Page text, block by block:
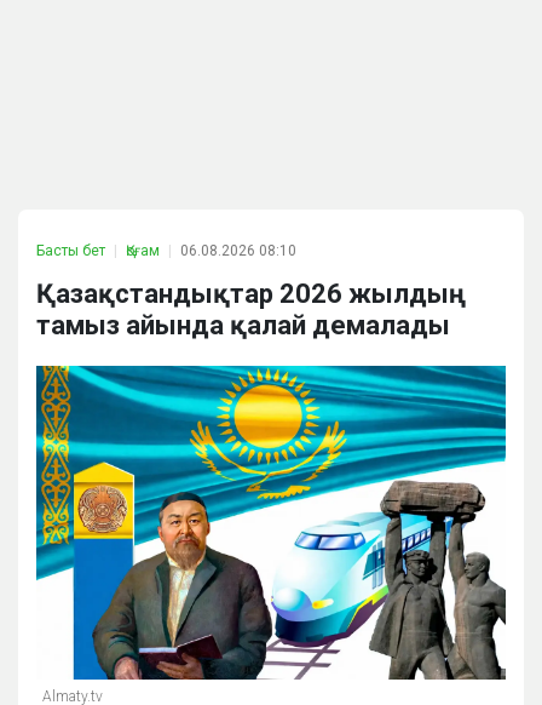
Басты бет Қоғам 06.08.2026 08:10
Қазақстандықтар 2026 жылдың
тамыз айында қалай демалады
Almaty.tv